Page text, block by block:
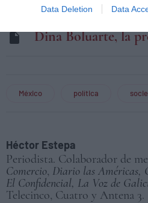
Data Deletion Data
Dina Boluarte, la
México política
Héctor Estepa
Periodista. Colaborador de
Comercio, Diario las Américas,
El Confidencial, La Voz de
Telecinco, Cuatro y Antena 3.